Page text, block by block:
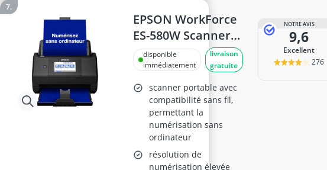
EPSON WorkForce
ES-580W Scanner
de Documents A4
disponible
immédiatement
livraison
gratuite
scanner portable avec
compatibilité sans fil,
permettant la
numérisation sans
ordinateur
résolution de
numérisation élevée
NOTRE AVIS
9,6
Excellent
276